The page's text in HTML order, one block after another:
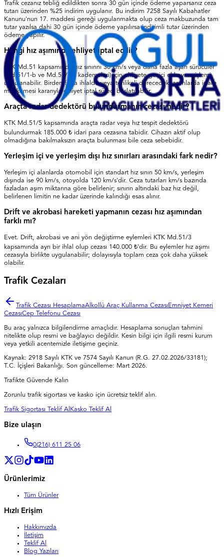
Trafik cezanız tebliğ edildikten sonra 30 gün içinde ödeme yaparsanız ceza
tutarı üzerinden %25 indirim uygulanır. Bu indirim 7258 Sayılı Kabahatler
Kanunu'nun 17. maddesi gereği uygulanmakta olup ceza makbuzunda tam
tutar yazılsa dahi 30 gün içinde ödeme yapılırsa indirimli tutar üzerinden
ödeme yapılır.
Hangi hız aşımında ehliyet iptal edilir?
KTK Md.51 kapsamında hız sınırını 30 km/s veya daha fazla aşan sürücüler
(Md.51/1-b ve Md.51/1-c kademeleri) için ehliyete geçici el koyma işlemi
uygulanabilir. Birden fazla ihlalde veya tehlikeli derecedeki aşımlarda idare
mahkemesi kararıyla ehliyet iptal süreci başlatılabilir.
Araçta radar dedektörü bulundurmanın cezası nedir?
KTK Md.51/5 kapsamında araçta radar veya hız tespit dedektörü
bulundurmak 185.000 ₺ idari para cezasına tabidir. Cihazın aktif olup
olmadığına bakılmaksızın araçta bulunması bile ceza sebebidir.
Yerleşim içi ve yerleşim dışı hız sınırları arasındaki fark nedir?
Yerleşim içi alanlarda otomobil için standart hız sınırı 50 km/s, yerleşim
dışında ise 90 km/s, otoyolda 120 km/s'dir. Ceza tutarları km/s bazında
fazladan aşım miktarına göre belirlenir; sınırın altındaki baz hız değil,
belirlenen limitin ne kadar üzerinde kalındığı esas alınır.
Drift ve akrobasi hareketi yapmanın cezası hız aşımından
farklı mı?
Evet. Drift, akrobasi ve ani yön değiştirme eylemleri KTK Md.51/3
kapsamında ayrı bir ihlal olup cezası 140.000 ₺'dir. Bu eylemler hız aşımı
cezasıyla birlikte uygulanabilir; dolayısıyla toplam ceza çok daha yüksek
olabilir.
Trafik Cezaları
Trafik Cezası HesaplamaAlkollü Araç Kullanma Cezası Emniyet Kemeri
CezasıCep Telefonu Cezası
Bu araç yalnızca bilgilendirme amaçlıdır. Hesaplama sonuçları tahmini
nitelikte olup resmi ve bağlayıcı değildir. Kesin bilgi için ilgili resmi kurum
veya yetkili acentemizle iletişime geçiniz.
Kaynak: 2918 Sayılı KTK ve 7574 Sayılı Kanun (R.G. 27.02.2026/33181);
T.C. İçişleri Bakanlığı. Son güncelleme: Mart 2026.
Trafikte Güvende Kalın
Zorunlu trafik sigortası ve kasko için ücretsiz teklif alın.
Trafik Sigortası Teklif Al Kasko Teklif Al
Bize ulaşın
0(216) 611 25 06
Ürünlerimiz
Tüm Ürünler
Hızlı Erişim
Hakkımızda
İletişim
Teklif Al
Blog Yazıları